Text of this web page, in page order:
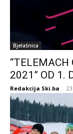
Bjelašnica
“TELEMACH
2021” OD 1.
Redakcija Ski.ba -